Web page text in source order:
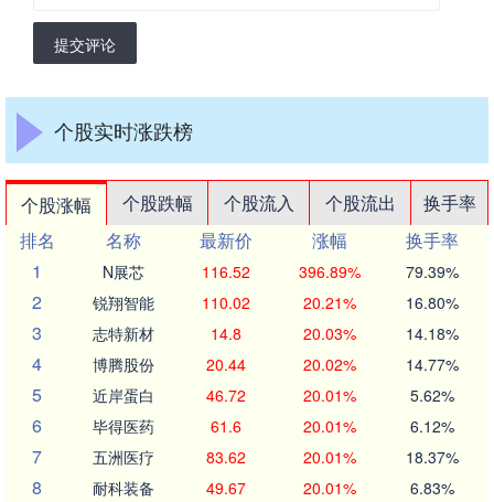
提交评论
个股实时涨跌榜
个股涨幅 个股跌幅 个股流入 个股流出
换手率
排名
名称 最新价 涨幅
换手率
1
N展芯 116.52 396.89% 79.39%
2 锐翔智能 110.02 20.21% 16.80%
3 志特新材 14.8 20.03% 14.18%
4 博腾股份 20.44 20.02% 14.77%
5 近岸蛋白 46.72 20.01% 5.62%
6 毕得医药 61.6 20.01% 6.12%
7 五洲医疗 83.62 20.01% 18.37%
8 耐科装备 49.67 20.01% 6.83%